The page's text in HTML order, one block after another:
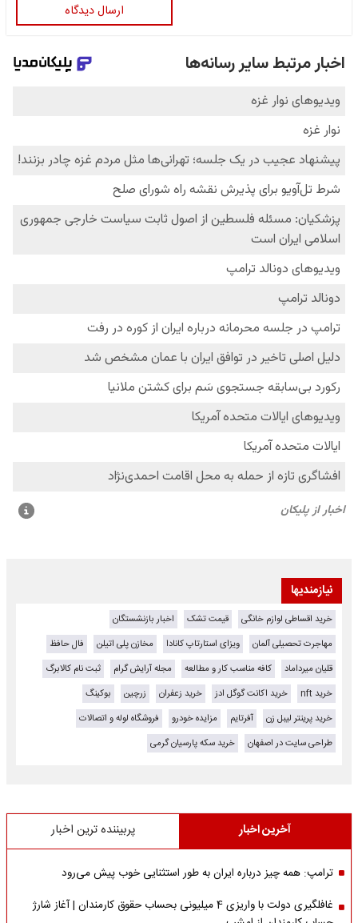
ارسال دیدگاه
نیازمندیها
خرید اقساطی لوازم خانگی قیمت تشک
اخبار بازنشستگان
مهاجرت تحصیلی آلمان
ویزای استارتاپ کانادا مخازن پلی اتیلن
فال حافظ
قلیان میرداماد
کافه مناسب کار و مطالعه مجله آرایش گرام
ثبت نام کالابرگ
خرید nft
خرید اکانت گوگل ادز خرید زعفران زرچین
بوکینگ
خرید پرینتر لیبل زن
آفرتایم مزایده خودرو
فروشگاه لوله و اتصالات
طراحی سایت در اصفهان
خرید سکه پارسیان گرمی
آخرین اخبار پربیننده ترین اخبار
ترامپ: همه چیز درباره ایران به طور استثنایی خوب پیش می‌رود
غافلگیری دولت با واریزی 4 میلیونی بحساب حقوق کارمندان | آغاز شارژ